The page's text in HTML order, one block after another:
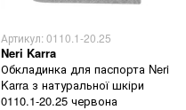
Артикул: 0110.1-20.25
Neri Karra
Обкладинка для паспорта Neri
Karra з натуральної шкіри
0110.1-20.25 червона